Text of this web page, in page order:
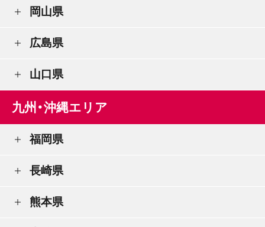
岡山県
広島県
山口県
九州・沖縄エリア
福岡県
長崎県
熊本県